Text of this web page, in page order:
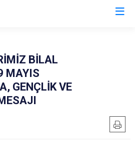
BİLAL
MAYIS
GENÇLİK VE